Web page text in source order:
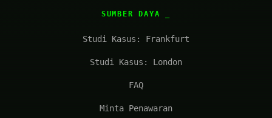
SUMBER DAYA
Studi Kasus: Frankfurt
Studi Kasus: London
FAQ
Minta Penawaran